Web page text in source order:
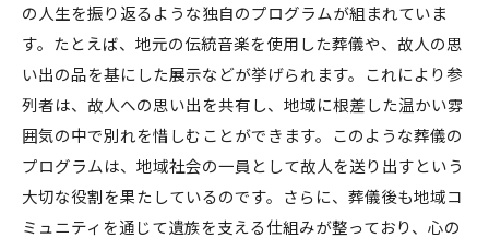
の人生を振り返るような独自のプログラムが組まれていま
す。たとえば、地元の伝統音楽を使用した葬儀や、故人の思
い出の品を基にした展示などが挙げられます。これにより参
列者は、故人への思い出を共有し、地域に根差した温かい雰
囲気の中で別れを惜しむことができます。このような葬儀の
プログラムは、地域社会の一員として故人を送り出すという
大切な役割を果たしているのです。さらに、葬儀後も地域コ
ミュニティを通じて遺族を支える仕組みが整っており、心の